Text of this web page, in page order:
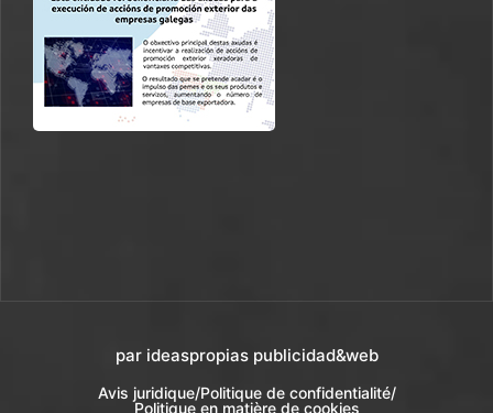
par ideaspropias publicidad&web
Avis juridique/Politique de confidentialité/
Politique en matière de cookies